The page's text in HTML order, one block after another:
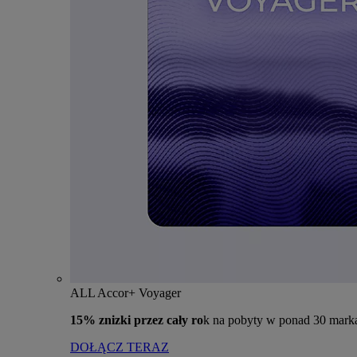
ALL Accor+ Voyager
15% znizki przez cały rok na pobyty w ponad 30
DOŁĄCZ TERAZ